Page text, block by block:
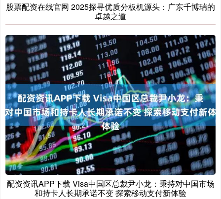
股票配资在线官网 2025探寻优质分板机源头：广东千博瑞的
卓越之道
配资资讯APP下载 Visa中国区总裁尹小龙：秉持对中国市场
和持卡人长期承诺不变 探索移动支付新体验